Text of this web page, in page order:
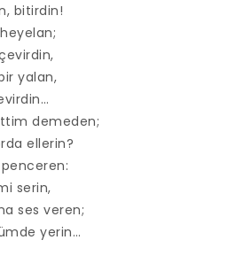
bitirdin!
yalan,
demeden;
ellerin?
serin,
ses veren;
yerin…